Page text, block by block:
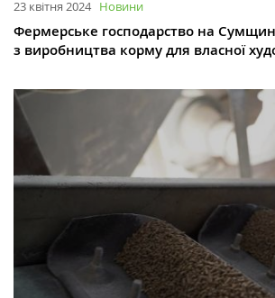
23 квітня 2024 Новини
Фермерське господарство на
з виробництва корму для власної